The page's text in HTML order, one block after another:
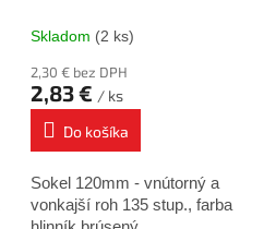
Skladom (2 ks)
2,30 € bez DPH
2,83 € / ks
Do košíka
Sokel 120mm - vnútorný a
vonkajší roh 135 stup., farba